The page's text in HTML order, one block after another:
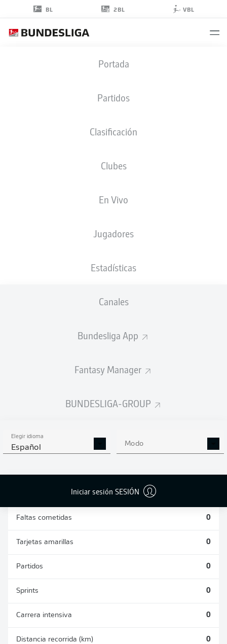
BL 2BL VBL
Portada
Partidos
Clasificación
Clubes
En Vivo
Jugadores
Estadísticas
Canales
Bundesliga App
Fantasy Manager
BUNDESLIGA-GROUP
Elegir idioma
Español Modo
Iniciar sesión SESIÓN
23.11.1994
TAMAÑO
ESTADÍSTICAS
Faltas cometidas 0
Tarjetas amarillas 0
Partidos 0
Sprints 0
Carrera intensiva 0
Distancia recorrida (km) 0